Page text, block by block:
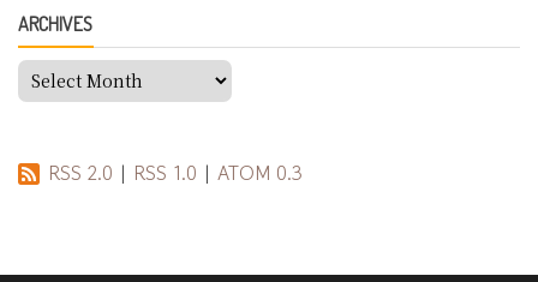
ARCHIVES
Archives
RSS 2.0 | RSS 1.0 | ATOM 0.3